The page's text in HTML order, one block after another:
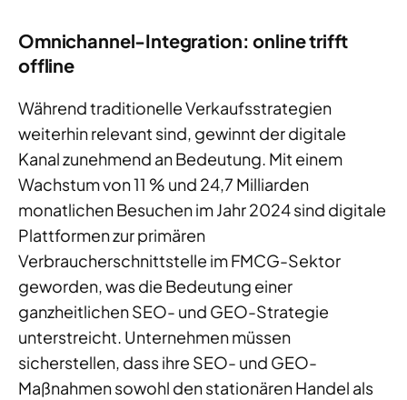
Omnichannel-Integration: online trifft
offline
Während traditionelle Verkaufsstrategien
weiterhin relevant sind, gewinnt der digitale
Kanal zunehmend an Bedeutung. Mit einem
Wachstum von 11 % und 24,7 Milliarden
monatlichen Besuchen im Jahr 2024 sind digitale
Plattformen zur primären
Verbraucherschnittstelle im FMCG-Sektor
geworden, was die Bedeutung einer
ganzheitlichen SEO- und GEO-Strategie
unterstreicht. Unternehmen müssen
sicherstellen, dass ihre SEO- und GEO-
Maßnahmen sowohl den stationären Handel als